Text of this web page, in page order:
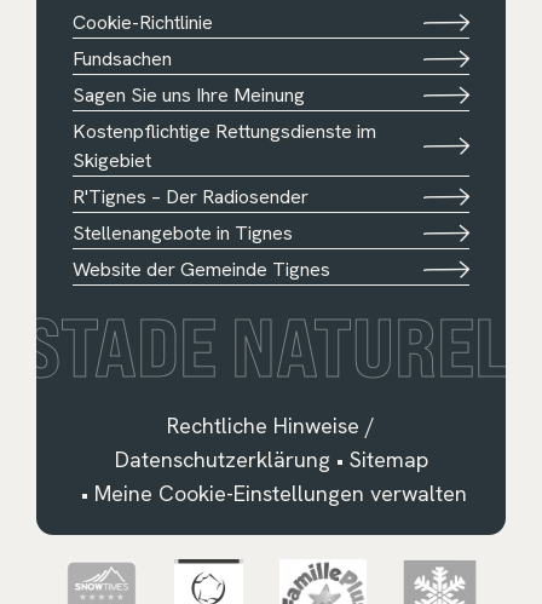
Cookie-Richtlinie
Fundsachen
Sagen Sie uns Ihre Meinung
Kostenpflichtige Rettungsdienste im
Skigebiet
R'Tignes – Der Radiosender
Stellenangebote in Tignes
Website der Gemeinde Tignes
STADE NATUREL
Rechtliche Hinweise /
Datenschutzerklärung• Sitemap
• Meine Cookie-Einstellungen verwalten